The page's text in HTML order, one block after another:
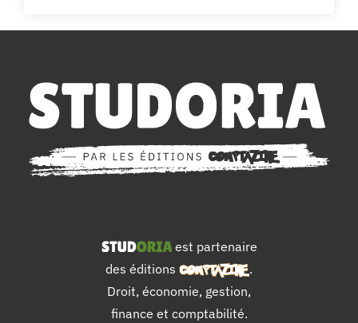
est partenaire
des éditions
.
Droit, économie, gestion,
finance et comptabilité.